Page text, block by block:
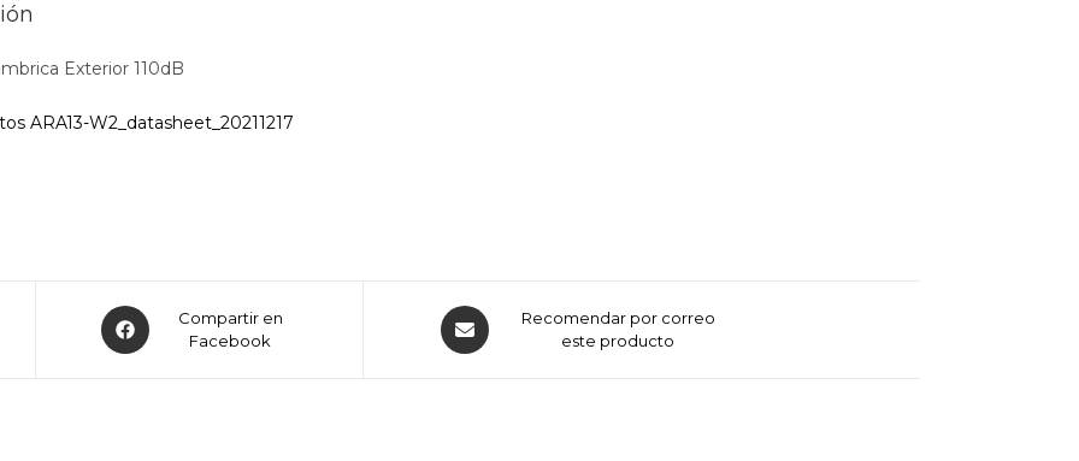
Exterior 110dB
ARA13-W2_datasheet_20211217
Opens
in
Compartir en
Facebook
Opens
in
Recomendar por correo
este producto